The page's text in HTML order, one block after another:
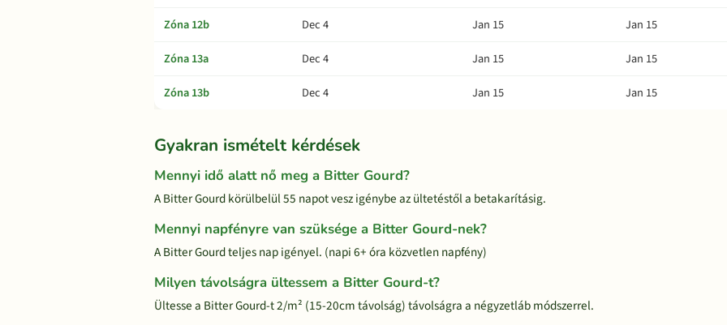
Zóna 12b
Dec 4 Jan 15
Jan 15
Zóna 13a
Dec 4 Jan 15
Jan 15
Zóna 13b
Dec 4 Jan 15 Jan 15
Gyakran ismételt kérdések
Mennyi idő alatt nő meg a Bitter Gourd?
A Bitter Gourd körülbelül 55 napot vesz igénybe az ültetéstől a betakarításig.
Mennyi napfényre van szüksége a Bitter Gourd-nek?
A Bitter Gourd teljes nap igényel. (napi 6+ óra közvetlen napfény)
Milyen távolságra ültessem a Bitter Gourd-t?
Ültesse a Bitter Gourd-t 2/m² (15-20cm távolság) távolságra a négyzetláb módszerrel.